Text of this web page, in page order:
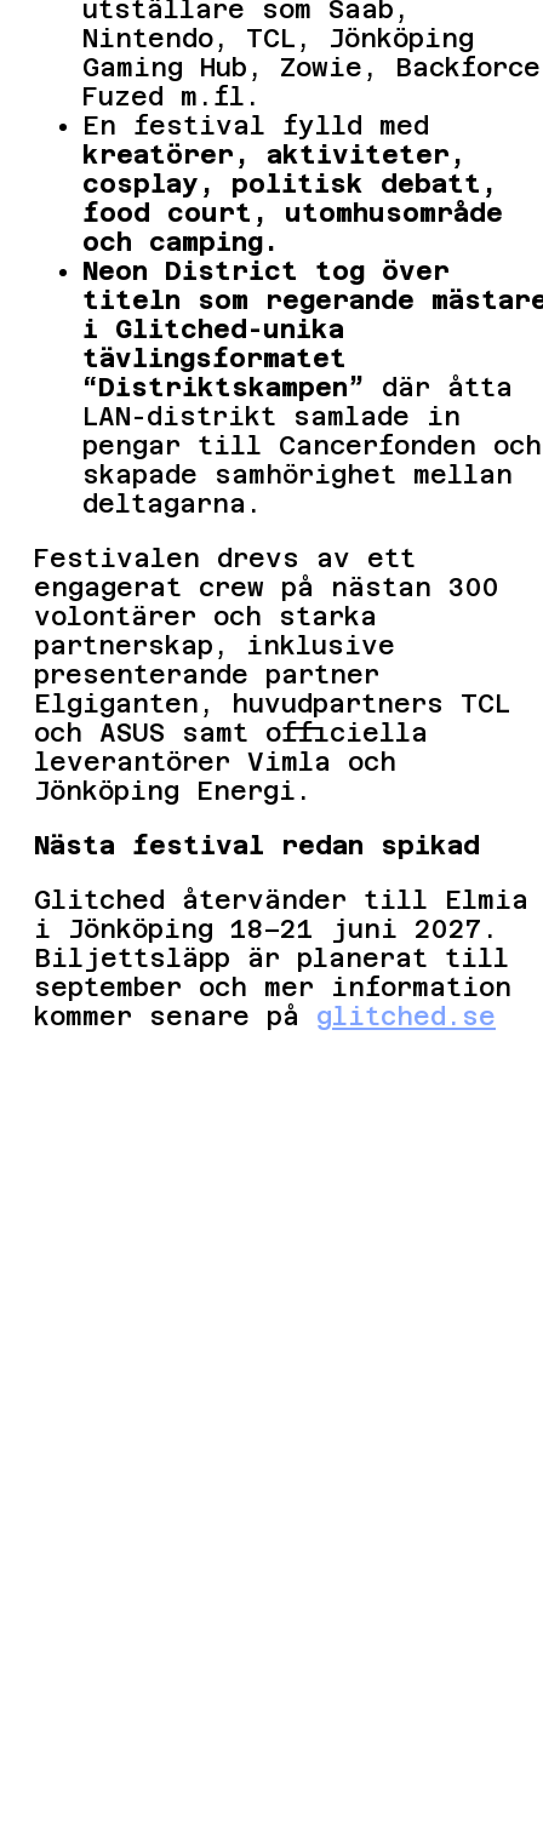
utställare som Saab,
Nintendo, TCL, Jönköping
Gaming Hub, Zowie,
Fuzed m.fl.
En festival fylld med
kreatörer, aktiviteter,
cosplay, politisk debatt,
food court, utomhusområde
och camping.
Neon District tog över
titeln som regerande
i Glitched-unika
tävlingsformatet
“Distriktskampen” där åtta
LAN-distrikt samlade in
pengar till Cancerfonden och
skapade samhörighet mellan
deltagarna.
Festivalen drevs av ett
engagerat crew på nästan 300
volontärer och starka
partnerskap, inklusive
presenterande partner
Elgiganten, huvudpartners TCL
och ASUS samt officiella
leverantörer Vimla och
Jönköping Energi.
Nästa festival redan spikad
Glitched återvänder till Elmia
i Jönköping 18–21 juni 2027.
Biljettsläpp är planerat till
september och mer information
kommer senare på glitched.se